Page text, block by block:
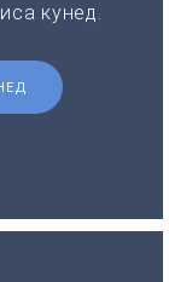
кунед.